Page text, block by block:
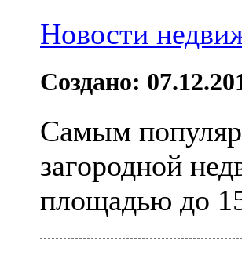
Новости
Создано:
Самым
загородной
площадью до